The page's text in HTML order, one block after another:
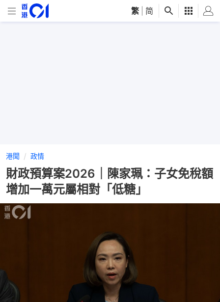
繁 简
港聞 政情
財政預算案2026｜陳家珮：子女免稅額
增加一萬元屬相對「低糖」